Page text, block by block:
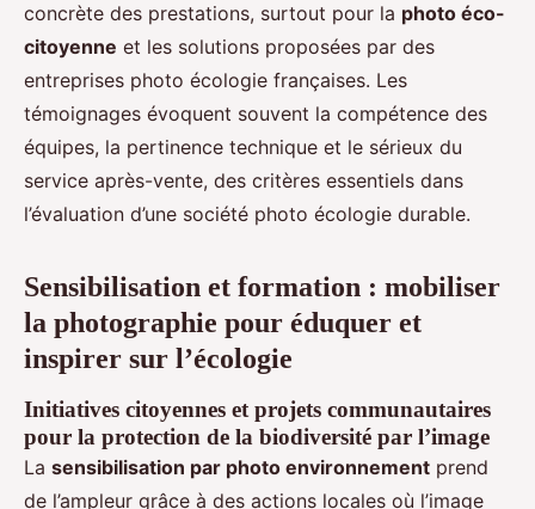
concrète des prestations, surtout pour la photo éco-
citoyenne et les solutions proposées par des
entreprises photo écologie françaises. Les
témoignages évoquent souvent la compétence des
équipes, la pertinence technique et le sérieux du
service après-vente, des critères essentiels dans
l’évaluation d’une société photo écologie durable.
Sensibilisation et formation : mobiliser
la photographie pour éduquer et
inspirer sur l’écologie
Initiatives citoyennes et projets communautaires
pour la protection de la biodiversité par l’image
La sensibilisation par photo environnement prend
de l’ampleur grâce à des actions locales où l’image